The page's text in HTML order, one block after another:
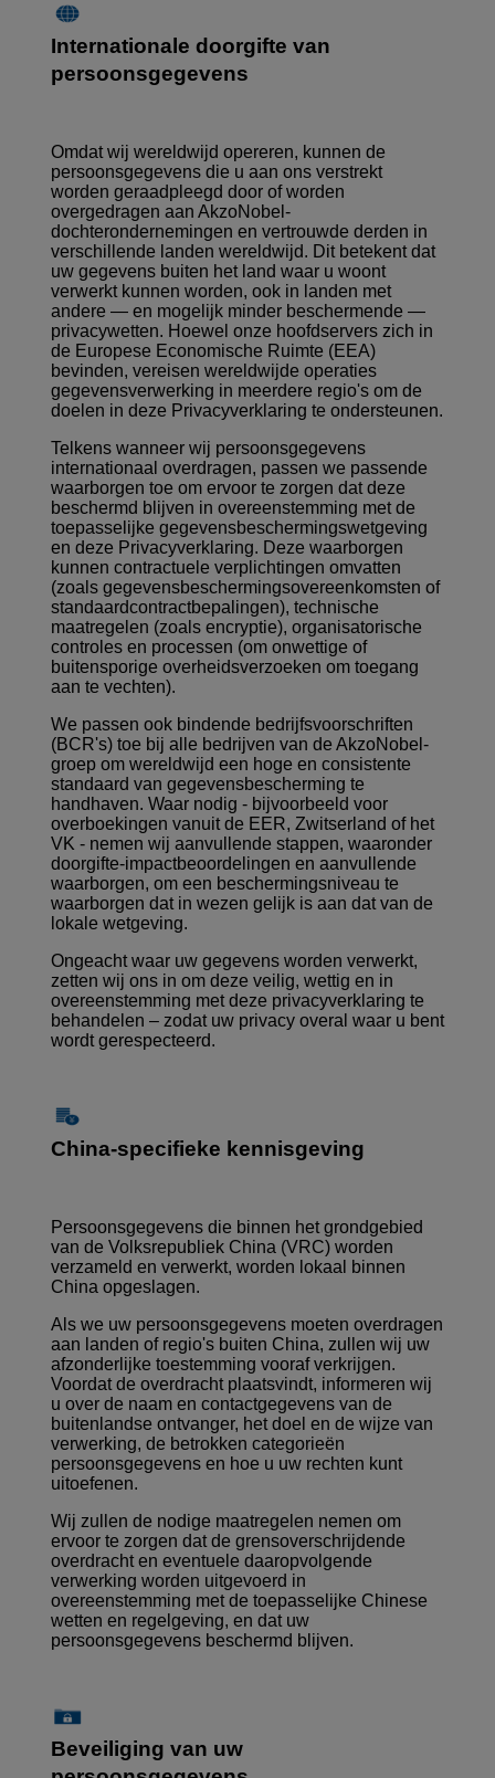
Internationale doorgifte van
persoonsgegevens
Omdat wij wereldwijd opereren, kunnen de
persoonsgegevens die u aan ons verstrekt
worden geraadpleegd door of worden
overgedragen aan AkzoNobel-
dochterondernemingen en vertrouwde derden in
verschillende landen wereldwijd. Dit betekent dat
uw gegevens buiten het land waar u woont
verwerkt kunnen worden, ook in landen met
andere — en mogelijk minder beschermende —
privacywetten. Hoewel onze hoofdservers zich in
de Europese Economische Ruimte (EEA)
bevinden, vereisen wereldwijde operaties
gegevensverwerking in meerdere regio's om de
doelen in deze Privacyverklaring te ondersteunen.
Telkens wanneer wij persoonsgegevens
internationaal overdragen, passen we passende
waarborgen toe om ervoor te zorgen dat deze
beschermd blijven in overeenstemming met de
toepasselijke gegevensbeschermingswetgeving
en deze Privacyverklaring. Deze waarborgen
kunnen contractuele verplichtingen omvatten
(zoals gegevensbeschermingsovereenkomsten of
standaardcontractbepalingen), technische
maatregelen (zoals encryptie), organisatorische
controles en processen (om onwettige of
buitensporige overheidsverzoeken om toegang
aan te vechten).
We passen ook bindende bedrijfsvoorschriften
(BCR's) toe bij alle bedrijven van de AkzoNobel-
groep om wereldwijd een hoge en consistente
standaard van gegevensbescherming te
handhaven. Waar nodig - bijvoorbeeld voor
overboekingen vanuit de EER, Zwitserland of het
VK - nemen wij aanvullende stappen, waaronder
doorgifte-impactbeoordelingen en aanvullende
waarborgen, om een beschermingsniveau te
waarborgen dat in wezen gelijk is aan dat van de
lokale wetgeving.
Ongeacht waar uw gegevens worden verwerkt,
zetten wij ons in om deze veilig, wettig en in
overeenstemming met deze privacyverklaring te
behandelen – zodat uw privacy overal waar u bent
wordt gerespecteerd.
China-specifieke kennisgeving
Persoonsgegevens die binnen het grondgebied
van de Volksrepubliek China (VRC) worden
verzameld en verwerkt, worden lokaal binnen
China opgeslagen.
Als we uw persoonsgegevens moeten overdragen
aan landen of regio's buiten China, zullen wij uw
afzonderlijke toestemming vooraf verkrijgen.
Voordat de overdracht plaatsvindt, informeren wij
u over de naam en contactgegevens van de
buitenlandse ontvanger, het doel en de wijze van
verwerking, de betrokken categorieën
persoonsgegevens en hoe u uw rechten kunt
uitoefenen.
Wij zullen de nodige maatregelen nemen om
ervoor te zorgen dat de grensoverschrijdende
overdracht en eventuele daaropvolgende
verwerking worden uitgevoerd in
overeenstemming met de toepasselijke Chinese
wetten en regelgeving, en dat uw
persoonsgegevens beschermd blijven.
Beveiliging van uw